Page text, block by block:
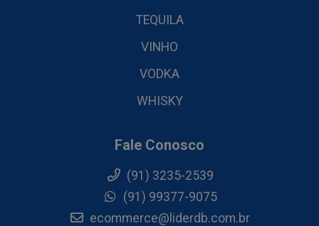
TEQUILA
VINHO
VODKA
WHISKY
Fale Conosco
(91) 3235-2539
(91) 99377-9075
ecommerce@liderdb.com.br